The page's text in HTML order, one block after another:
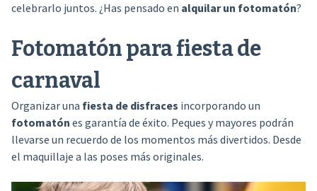
celebrarlo juntos. ¿Has pensado en alquilar un fotomatón?
Fotomatón para fiesta de
carnaval
Organizar una fiesta de disfraces incorporando un
fotomatón es garantía de éxito. Peques y mayores podrán
llevarse un recuerdo de los momentos más divertidos. Desde
el maquillaje a las poses más originales.